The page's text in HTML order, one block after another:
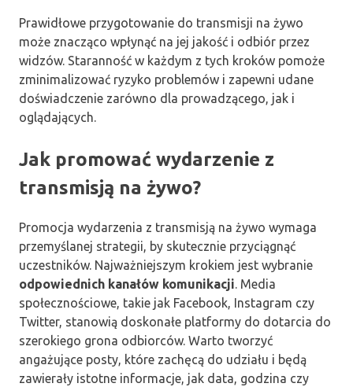
Prawidłowe przygotowanie do transmisji na żywo
może znacząco wpłynąć na jej jakość i odbiór przez
widzów. Staranność w każdym z tych kroków pomoże
zminimalizować ryzyko problemów i zapewni udane
doświadczenie zarówno dla prowadzącego, jak i
oglądających.
Jak promować wydarzenie z
transmisją na żywo?
Promocja wydarzenia z transmisją na żywo wymaga
przemyślanej strategii, by skutecznie przyciągnąć
uczestników. Najważniejszym krokiem jest wybranie
odpowiednich kanałów komunikacji. Media
społecznościowe, takie jak Facebook, Instagram czy
Twitter, stanowią doskonałe platformy do dotarcia do
szerokiego grona odbiorców. Warto tworzyć
angażujące posty, które zachęcą do udziału i będą
zawierały istotne informacje, jak data, godzina czy